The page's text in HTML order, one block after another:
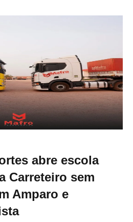
abre escola
Carreteiro sem
Amparo e